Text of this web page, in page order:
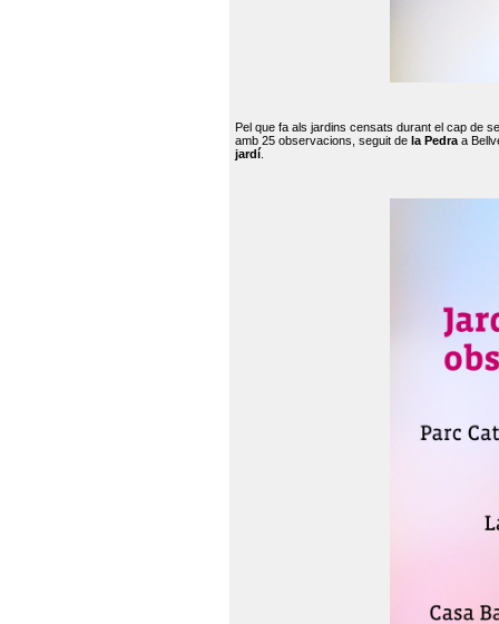
Pel que fa als jardins censats durant el cap de
amb 25 observacions, seguit de la Pedra a
jardí